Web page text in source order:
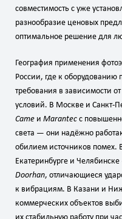
совместимость с уже
разнообразие ценовых
оптимальное решение для
География применения
России, где к
требования в зависимости
условий. В Москве и
Came и Marantec с
света — они надёжно
обилием источников
Екатеринбурге и
Doorhan, отличающиеся
к вибрациям. В Казани и
коммерческих объектов
их стабильную работу при